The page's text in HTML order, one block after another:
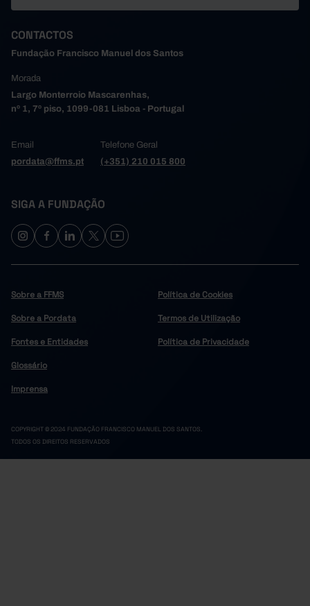
CONTACTOS
Fundação Francisco Manuel dos Santos
Morada
Largo Monterroio Mascarenhas,
nº 1, 7º piso, 1099-081 Lisboa - Portugal
Email
pordata@ffms.pt
Telefone Geral
(+351) 210 015 800
SIGA A FUNDAÇÃO
Sobre a FFMS
Sobre a Pordata
Fontes e Entidades
Glossário
Imprensa
Política de Cookies
Termos de Utilização
Política de Privacidade
COPYRIGHT © 2024 FUNDAÇÃO FRANCISCO MANUEL DOS SANTOS.
TODOS OS DIREITOS RESERVADOS